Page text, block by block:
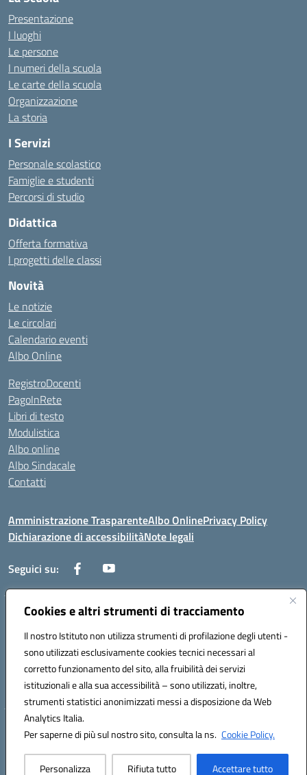
Cookies e altri strumenti di tracciamento
Il nostro Istituto non utilizza strumenti di profilazione degli utenti -
sono utilizzati esclusivamente cookies tecnici necessari al
corretto funzionamento del sito, alla fruibilità dei servizi
istituzionali e alla sua accessibilità – sono utilizzati, inoltre,
strumenti statistici anonimizzati messi a disposizione da Web
Analytics Italia.
Per saperne di più sul nostro sito, consulta la ns. Cookie Policy.
Personalizza Rifiuta tutto Accettare tutto
Presentazione
I luoghi
Le persone
I numeri della scuola
Le carte della scuola
Organizzazione
La storia
I Servizi
Personale scolastico
Famiglie e studenti
Percorsi di studio
Didattica
Offerta formativa
I progetti delle classi
Novità
Le notizie
Le circolari
Calendario eventi
Albo Online
RegistroDocenti
PagoInRete
Libri di testo
Modulistica
Albo online
Albo Sindacale
Contatti
Amministrazione TrasparenteAlbo OnlinePrivacy Policy
Dichiarazione di accessibilitàNote legali
Seguici su:
Via Negroni - 87100 Cosenza
Telefono e Fax: 098433104
Mail: csic898008@istruzione.it - PEC: csic898008@pec.istruzione.it
Codice univoco ufficio: UFUEI1
Codice meccanografico: CSIC898008
Codice fiscale: 98094050782
Hosting & Powered by 3D Solution S.r.l.
Concept & Design by Designers Italia